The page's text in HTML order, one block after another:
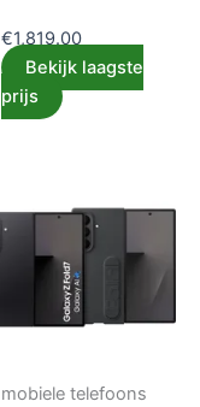
€1,819.00
Bekijk laagste
prijs
mobiele telefoons